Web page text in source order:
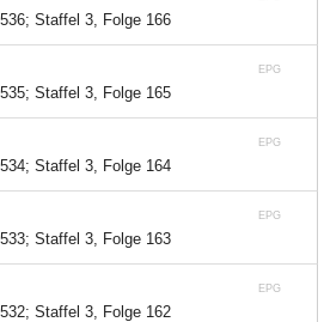
Staffel 3, Folge 166
EPG
Staffel 3, Folge 165
EPG
Staffel 3, Folge 164
EPG
Staffel 3, Folge 163
EPG
Staffel 3, Folge 162